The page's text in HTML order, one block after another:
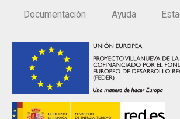
Documentación Ayuda